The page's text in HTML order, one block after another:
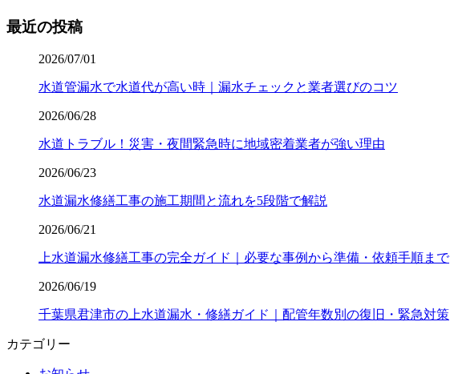
最近の投稿
2026/07/01
水道管漏水で水道代が高い時｜漏水チェックと業者選びのコツ
2026/06/28
水道トラブル！災害・夜間緊急時に地域密着業者が強い理由
2026/06/23
水道漏水修繕工事の施工期間と流れを5段階で解説
2026/06/21
上水道漏水修繕工事の完全ガイド｜必要な事例から準備・依頼手順まで
2026/06/19
千葉県君津市の上水道漏水・修繕ガイド｜配管年数別の復旧・緊急対策
カテゴリー